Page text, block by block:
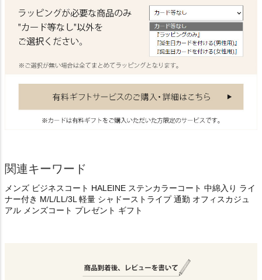
関連キーワード
メンズ ビジネスコート HALEINE ステンカラーコート 中綿入り ライ
ナー付き M/L/LL/3L 軽量 シャドーストライプ 通勤 オフィスカジュ
アル メンズコート プレゼント ギフト